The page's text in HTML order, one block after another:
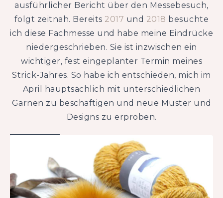
ausführlicher Bericht über den Messebesuch,
folgt zeitnah. Bereits 2017 und 2018 besuchte
ich diese Fachmesse und habe meine Eindrücke
niedergeschrieben. Sie ist inzwischen ein
wichtiger, fest eingeplanter Termin meines
Strick-Jahres. So habe ich entschieden, mich im
April hauptsächlich mit unterschiedlichen
Garnen zu beschäftigen und neue Muster und
Designs zu erproben.